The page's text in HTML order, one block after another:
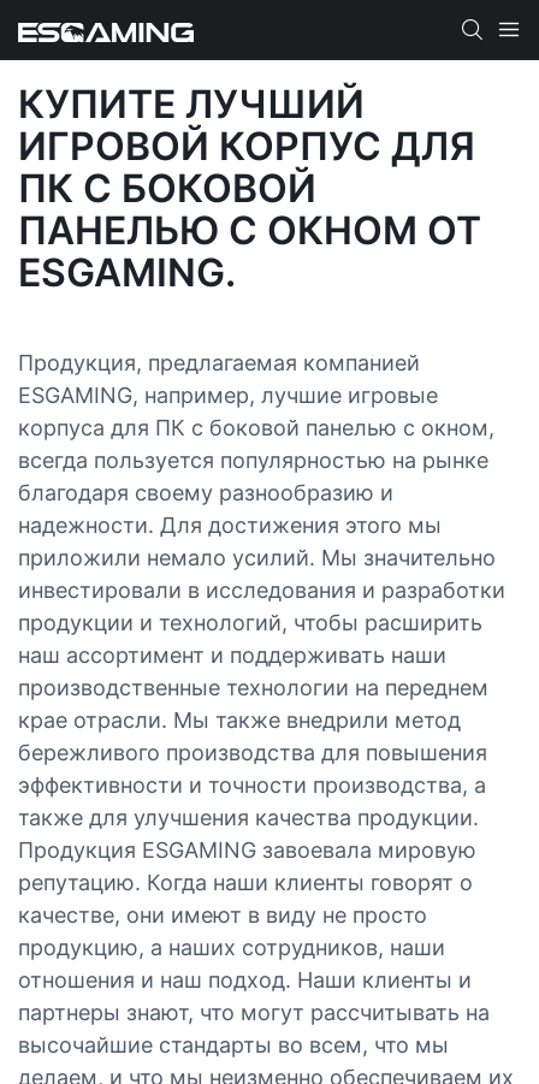
КУПИТЕ ЛУЧШИЙ
ИГРОВОЙ КОРПУС ДЛЯ
ПК С БОКОВОЙ
ПАНЕЛЬЮ С ОКНОМ ОТ
ESGAMING.
Продукция, предлагаемая компанией
ESGAMING, например, лучшие игровые
корпуса для ПК с боковой панелью с окном,
всегда пользуется популярностью на рынке
благодаря своему разнообразию и
надежности. Для достижения этого мы
приложили немало усилий. Мы значительно
инвестировали в исследования и разработки
продукции и технологий, чтобы расширить
наш ассортимент и поддерживать наши
производственные технологии на переднем
крае отрасли. Мы также внедрили метод
бережливого производства для повышения
эффективности и точности производства, а
также для улучшения качества продукции.
Продукция ESGAMING завоевала мировую
репутацию. Когда наши клиенты говорят о
качестве, они имеют в виду не просто
продукцию, а наших сотрудников, наши
отношения и наш подход. Наши клиенты и
партнеры знают, что могут рассчитывать на
высочайшие стандарты во всем, что мы
делаем, и что мы неизменно обеспечиваем их